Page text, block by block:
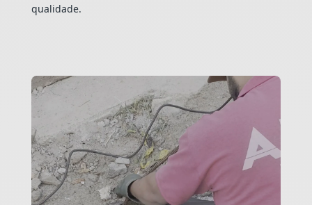
qualidade.